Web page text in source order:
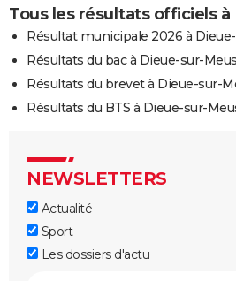
Tous les résultats officiels
Résultat municipale 2026 à
Résultats du bac à Dieue-sur-
Résultats du brevet à Dieue-sur-
Résultats du BTS à Dieue-sur-
NEWSLETTERS
Actualité
Sport
Les dossiers d'actu